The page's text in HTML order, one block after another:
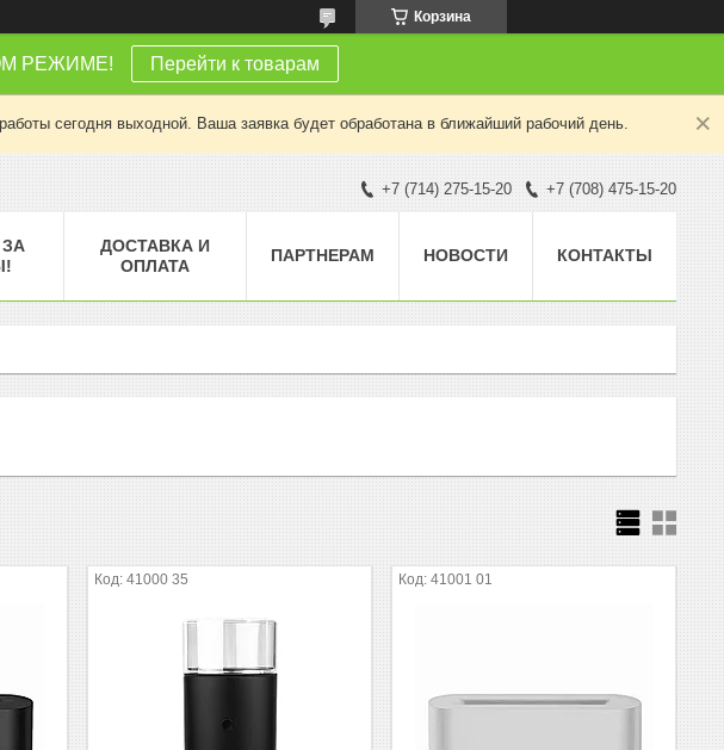
Корзина
РЕЖИМЕ! Перейти к товарам
сегодня выходной. Ваша заявка будет обработана в ближайший рабочий день.
+7 (714) 275-15-20 +7 (708) 475-15-20
ДОСТАВКА И
ОПЛАТА
ПАРТНЕРАМ НОВОСТИ КОНТАКТЫ
41000 35 41001 01